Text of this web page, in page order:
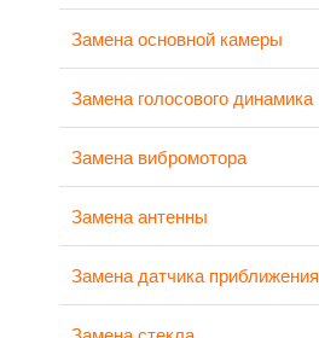
Замена основной камеры
Замена голосового динамика
Замена вибромотора
Замена антенны
Замена датчика приближения